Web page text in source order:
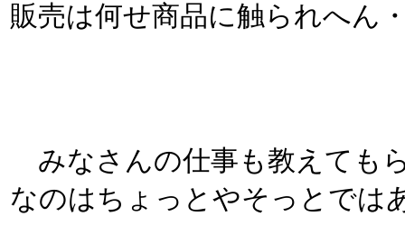
販売は何せ商品に触られへん
みなさんの仕事も教えても
なのはちょっとやそっとでは